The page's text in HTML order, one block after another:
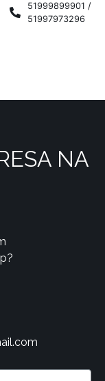
51999899901 /
51997973296
NA